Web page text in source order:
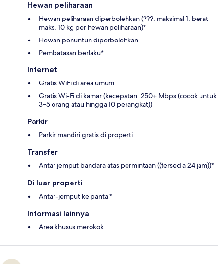
Hewan peliharaan
Hewan peliharaan diperbolehkan (???, maksimal 1, berat
maks. 10 kg per hewan peliharaan)*
Hewan penuntun diperbolehkan
Pembatasan berlaku*
Internet
Gratis WiFi di area umum
Gratis Wi-Fi di kamar (kecepatan: 250+ Mbps (cocok untuk
3–5 orang atau hingga 10 perangkat))
Parkir
Parkir mandiri gratis di properti
Transfer
Antar jemput bandara atas permintaan ((tersedia 24 jam))*
Di luar properti
Antar-jemput ke pantai*
Informasi lainnya
Area khusus merokok